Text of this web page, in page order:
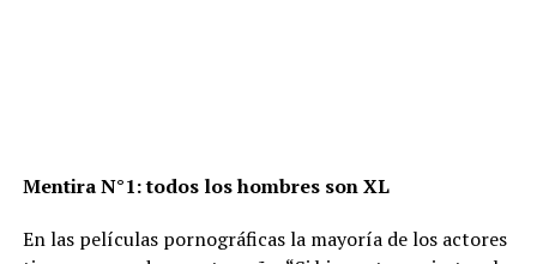
Mentira N°1: todos los hombres son XL
En las películas pornográficas la mayoría de los actores